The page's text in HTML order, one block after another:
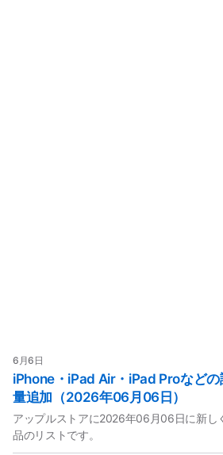
6月6日
iPhone・iPad Air・iPad Proなど
量追加（2026年06月06日）
アップルストアに2026年06月06日に新し
品のリストです。